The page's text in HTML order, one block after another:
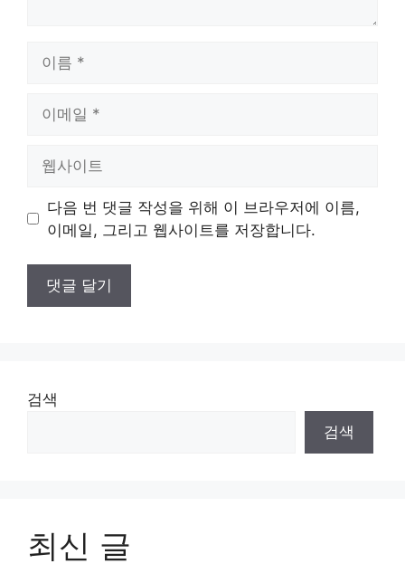
트
다음 번 댓글 작성을 위해 이 브라우저에 이름,
이메일, 그리고 웹사이트를 저장합니다.
검색
검색
최신 글